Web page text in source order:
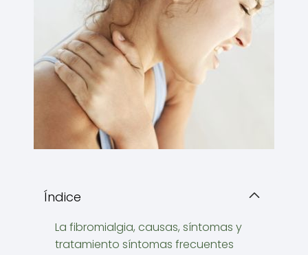
Índice
La fibromialgia, causas, síntomas y
tratamiento síntomas frecuentes